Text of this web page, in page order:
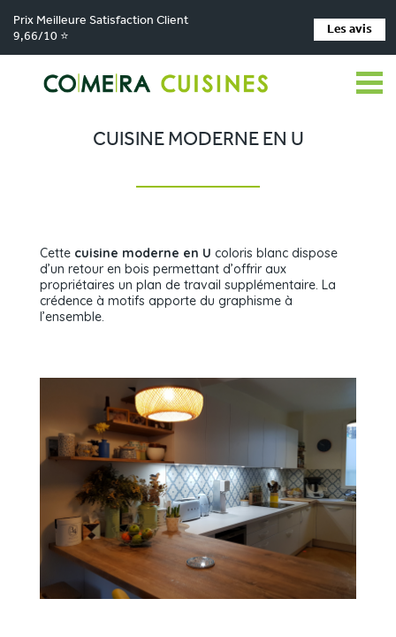
Prix Meilleure Satisfaction Client
9,66/10 ⭐
Les avis
Comera Cuisines > Nos magasins de cuisine > Cuisiniste Coignières (78) >
Réalisations > Cuisine moderne en U
CUISINE MODERNE EN U
Cette cuisine moderne en U coloris blanc dispose
d’un retour en bois permettant d’offrir aux
propriétaires un plan de travail supplémentaire. La
crédence à motifs apporte du graphisme à
l’ensemble.